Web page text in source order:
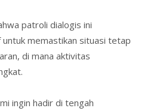
patroli dialogis ini
memastikan situasi tetap
di mana aktivitas
ingin hadir di tengah